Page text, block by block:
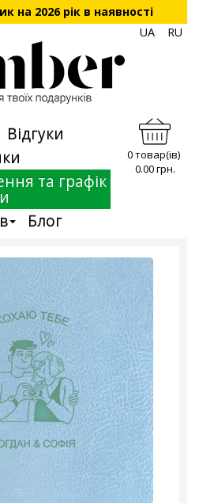
на 2026 рік в наявності
UA
RU
Відгуки
та графік
Блог
0 товар(ів)
0.00 грн.